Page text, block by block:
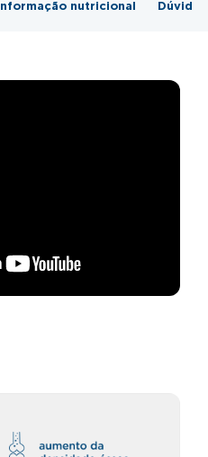
Informação nutricional Dúvidas